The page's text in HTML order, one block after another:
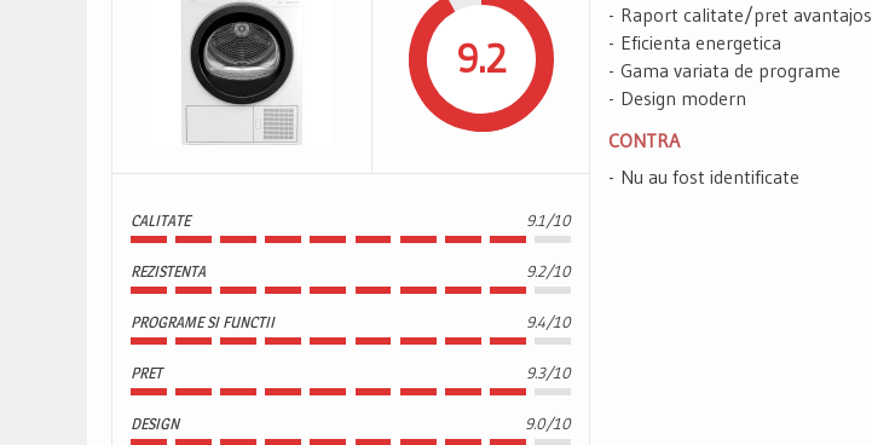
9.2
CALITATE 9.1/10
REZISTENTA 9.2/10
PROGRAME SI FUNCTII 9.4/10
PRET 9.3/10
DESIGN 9.0/10
Raport calitate/pret avantajos
Eficienta energetica
Gama variata de programe
Design modern
CONTRA
Nu au fost identificate